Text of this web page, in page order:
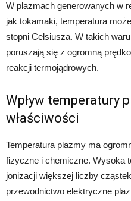
W plazmach generowanych w
jak tokamaki, temperatura
stopni Celsiusza. W takich
poruszają się z ogromną
reakcji termojądrowych.
Wpływ temperatury
właściwości
Temperatura plazmy ma
fizyczne i chemiczne. Wysoka
jonizacji większej liczby
przewodnictwo elektryczne